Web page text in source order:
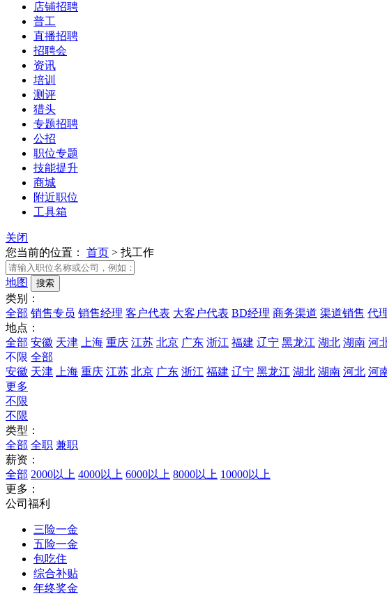
店铺招聘
普工
直播招聘
招聘会
资讯
培训
测评
猎头
专题招聘
公招
职位专题
技能提升
商城
附近职位
工具箱
关闭
您当前的位置： 首页 > 找工作
地图
类别：
全部 销售专员 销售经理 客户代表 大客户代表 BD经理 商务渠道 渠道销售 代
地点：
全部 安徽 天津 上海 重庆 江苏 北京 广东 浙江 福建 辽宁 黑龙江 湖北 湖南 河
不限 全部
安徽 天津 上海 重庆 江苏 北京 广东 浙江 福建 辽宁 黑龙江 湖北 湖南 河北 河
更多
不限
不限
类型：
全部 全职 兼职
薪资：
全部 2000以上 4000以上 6000以上 8000以上 10000以上
更多：
公司福利
三险一金
五险一金
包吃住
综合补贴
年终奖金